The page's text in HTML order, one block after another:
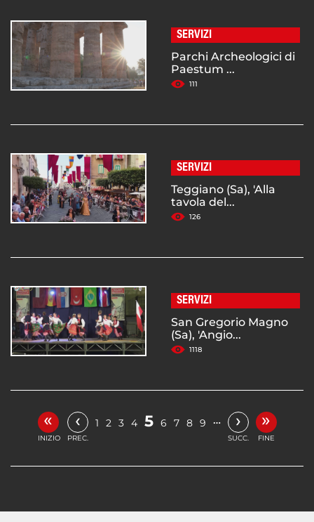
SERVIZI
Parchi Archeologici di
Paestum ...
111
SERVIZI
Teggiano (Sa), 'Alla
tavola del...
126
SERVIZI
San Gregorio Magno
(Sa), 'Angio...
1118
«
INIZIO
‹
PREC.
1 2 3 4 5 6 7 8 9 … ›
SUCC.
»
FINE